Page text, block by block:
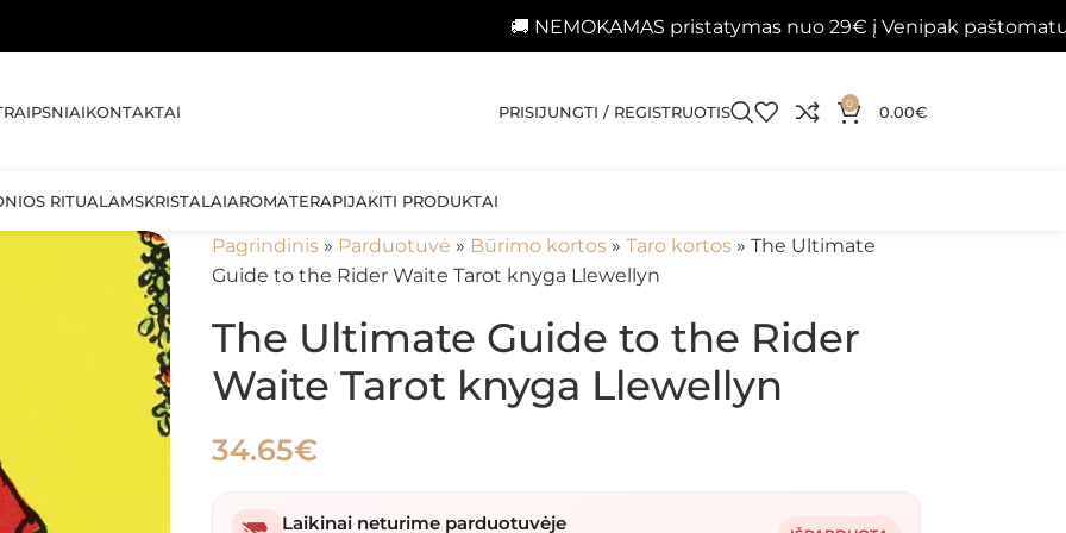
🚚 NEMOKAMAS pristatymas nuo 29€ į Venipak paštomatus 📦
KONTAKTAI PRISIJUNGTI / REGISTRUOTIS 0 0.00€
RITUALAMSKRISTALAIAROMATERAPIJAKITI PRODUKTAI
Pagrindinis» Parduotuvė » Būrimo kortos» Taro kortos» The Ultimate
Guide to the Rider Waite Tarot knyga Llewellyn
The Ultimate Guide to the Rider
Waite Tarot knyga Llewellyn
34.65€
Laikinai neturime parduotuvėje